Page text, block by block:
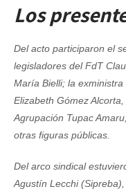
Los
Del acto participaron el
legisladores del FdT
María Bielli; la
Elizabeth Gómez
Agrupación Tupac
otras figuras públicas.
Del arco sindical
Agustín Lecchi